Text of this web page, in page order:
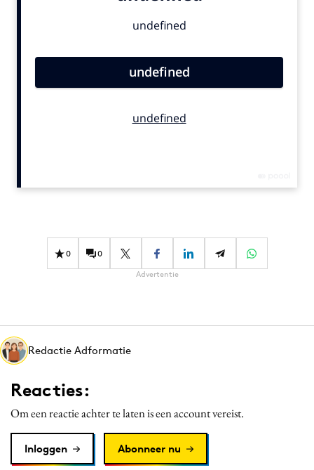
Bureaus
Effectiviteit
Interne communicatie
Martech
Merkstrategie
PR
Programmatic
Purpose Marketing
0 0
Advertentie
Redactie Adformatie
Reacties:
Om een reactie achter te laten is een account vereist.
Inloggen Abonneer nu